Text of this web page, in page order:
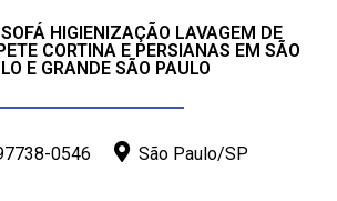
HIGIENIZAÇÃO LAVAGEM DE
CORTINA E PERSIANAS EM SÃO
E GRANDE SÃO PAULO
0546 São Paulo/SP